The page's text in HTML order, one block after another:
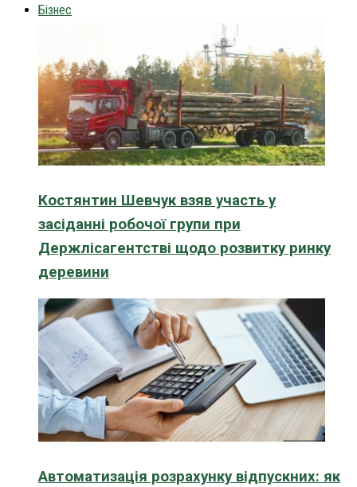
Бізнес
Костянтин Шевчук взяв участь у
засіданні робочої групи при
Держлісагентстві щодо розвитку ринку
деревини
Автоматизація розрахунку відпускних: як